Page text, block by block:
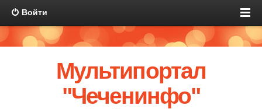
Войти
Мультипортал
"Чеченинфо"